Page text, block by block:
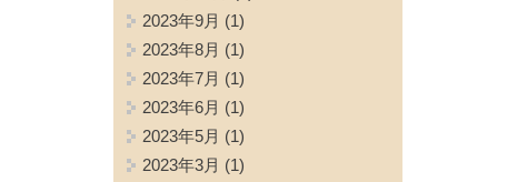
2023年9月 (1)
2023年8月 (1)
2023年7月 (1)
2023年6月 (1)
2023年5月 (1)
2023年3月 (1)